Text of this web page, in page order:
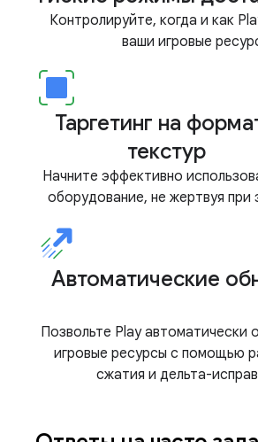
Контролируйте, когда и как
ваши игровые
Таргетинг на
текстур
Начните эффективно
оборудование, не жертвуя при
Автоматические
Позвольте Play автоматически
игровые ресурсы с помощью
сжатия и дельта-